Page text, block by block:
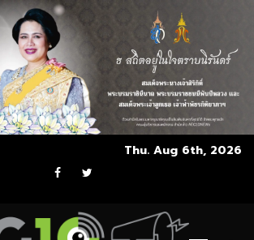
Thu. Aug 6th, 2026
Facebook
Twitter